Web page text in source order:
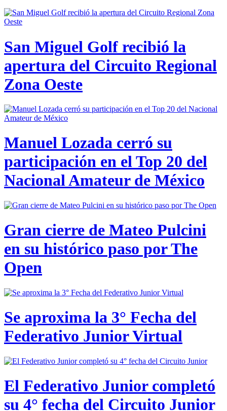
San Miguel Golf recibió la
apertura del Circuito Regional
Zona Oeste
Manuel Lozada cerró su
participación en el Top 20 del
Nacional Amateur de México
Gran cierre de Mateo Pulcini
en su histórico paso por The
Open
Se aproxima la 3° Fecha del
Federativo Junior Virtual
El Federativo Junior completó
su 4° fecha del Circuito Junior